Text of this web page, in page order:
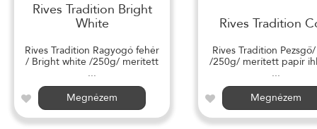
Rives Tradition Bright
White
Rives Tradition Ragyogó fehér
/ Bright white /250g/ merített
...
Megnézem
Rives Tradition
Rives Tradition
/250g/ merített papír
...
Megnézem